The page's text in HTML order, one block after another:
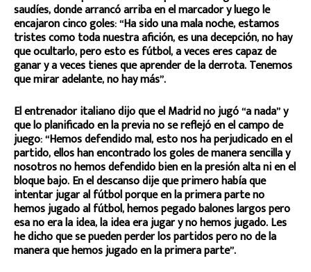
saudíes, donde arrancó arriba en el marcador y luego le
encajaron cinco goles: “Ha sido una mala noche, estamos
tristes como toda nuestra afición, es una decepción, no hay
que ocultarlo, pero esto es fútbol, a veces eres capaz de
ganar y a veces tienes que aprender de la derrota. Tenemos
que mirar adelante, no hay más”.
El entrenador italiano dijo que el Madrid no jugó “a nada” y
que lo planificado en la previa no se reflejó en el campo de
juego: “Hemos defendido mal, esto nos ha perjudicado en el
partido, ellos han encontrado los goles de manera sencilla y
nosotros no hemos defendido bien en la presión alta ni en el
bloque bajo. En el descanso dije que primero había que
intentar jugar al fútbol porque en la primera parte no
hemos jugado al fútbol, hemos pegado balones largos pero
esa no era la idea, la idea era jugar y no hemos jugado. Les
he dicho que se pueden perder los partidos pero no de la
manera que hemos jugado en la primera parte”.